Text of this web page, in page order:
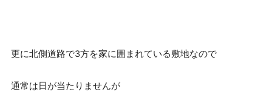
更に北側道路で3方を家に囲まれている敷地なので
通常は日が当たりませんが